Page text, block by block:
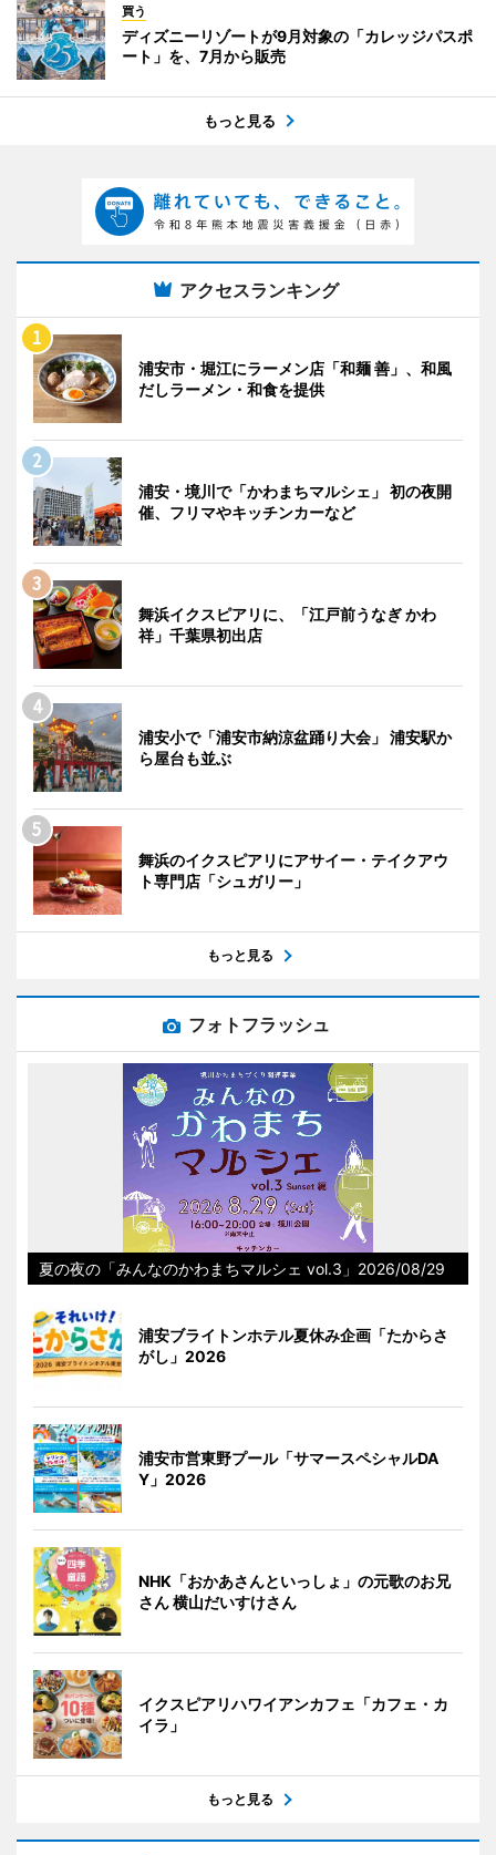
買う
ディズニーリゾートが9月対象の「カレッジパスポ
ート」を、7月から販売
もっと見る
アクセスランキング
浦安市・堀江にラーメン店「和麺 善」、和風
だしラーメン・和食を提供
浦安・境川で「かわまちマルシェ」 初の夜開
催、フリマやキッチンカーなど
舞浜イクスピアリに、「江戸前うなぎ かわ
祥」千葉県初出店
浦安小で「浦安市納涼盆踊り大会」 浦安駅か
ら屋台も並ぶ
舞浜のイクスピアリにアサイー・テイクアウ
ト専門店「シュガリー」
もっと見る
フォトフラッシュ
夏の夜の「みんなのかわまちマルシェ vol.3」2026/08/29
浦安ブライトンホテル夏休み企画「たからさ
がし」2026
浦安市営東野プール「サマースペシャルDA
Y」2026
NHK「おかあさんといっしょ」の元歌のお兄
さん 横山だいすけさん
イクスピアリハワイアンカフェ「カフェ・カ
イラ」
もっと見る